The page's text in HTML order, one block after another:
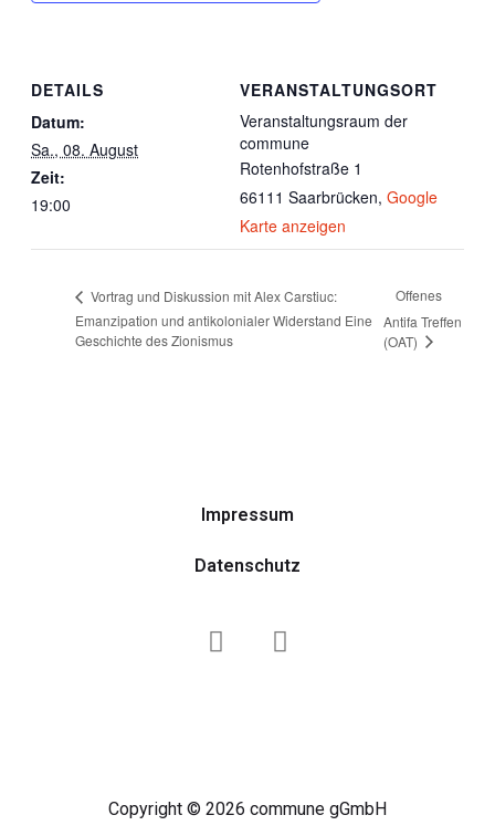
DETAILS
Datum:
Sa., 08. August
Zeit:
19:00
VERANSTALTUNGSORT
Veranstaltungsraum der
commune
Rotenhofstraße 1
66111 Saarbrücken, Google
Karte anzeigen
Vortrag und Diskussion mit Alex Carstiuc:
Emanzipation und antikolonialer Widerstand Eine
Geschichte des Zionismus
Offenes
Antifa Treffen
(OAT)
Impressum
Datenschutz
Copyright © 2026 commune gGmbH